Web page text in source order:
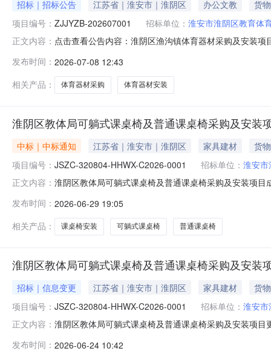
招标｜招标公告 江苏省｜淮安市｜淮阴区 办公文教
货物
项目编号： ZJJYZB-202607001 招标单位： 淮安市淮阴区教育体
正文内容： 点击查看公告内容：淮阴区渔沟镇体育器材采购及安装项
发布时间： 2026-07-08 12:43
相关产品：
体育器材采购 体育器材安装
淮阴区教体局可躺式课桌椅及普通课桌椅采购及安装
中标｜中标通知 江苏省｜淮安市｜淮阴区 家具建材
货物
项目编号： JSZC-320804-HHWX-C2026-0001 招标单位： 淮安
正文内容： 淮阴区教体局可躺式课桌椅及普通课桌椅采购及安装项
运粮河西路101号2栋3层西侧89.09（均分制）880000元
发布时间： 2026-06-29 19:05
相关产品：
课桌椅安装 可躺式课桌椅 普通课桌椅
淮阴区教体局可躺式课桌椅及普通课桌椅采购及安装
招标｜信息变更 江苏省｜淮安市｜淮阴区 家具建材
货物
项目编号： JSZC-320804-HHWX-C2026-0001 招标单位： 淮安
正文内容： 淮阴区教体局可躺式课桌椅及普通课桌椅采购及安装项
或所投产品制造商具有有效期内的符合GB/T1741-2020
发布时间： 2026-06-24 10:42